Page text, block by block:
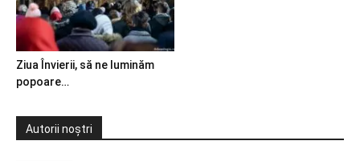
Ziua Învierii, să ne luminăm
popoare…
Autorii noștri